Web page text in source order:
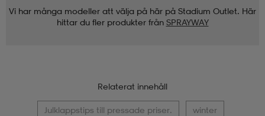
Vi har många modeller att välja på här på Stadium Outlet. Här
hittar du fler produkter från SPRAYWAY
Relaterat innehåll
Julklappstips till pressade priser. winter